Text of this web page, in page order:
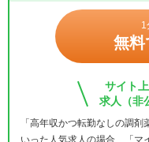
1
無料
サイト
求人（非
「高年収かつ転勤なしの調
いった人気求人の場合、「マ